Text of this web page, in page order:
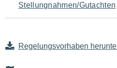
Stellungnahmen/Gutachten
Regelungsvorhaben